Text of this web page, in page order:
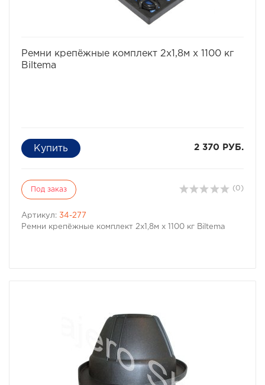
Разрывная нагрузка - 10,9 тонн.
Ремни крепёжные комплект 2x1,8м x 1100 кг
Biltema
2 370 РУБ.
Под заказ (0)
Артикул: 34-277
Ремни крепёжные комплект 2x1,8м x 1100 кг Biltema